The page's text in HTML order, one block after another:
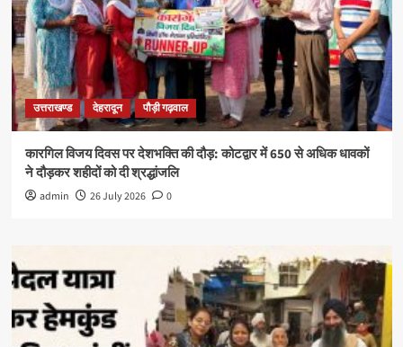
उत्तराखण्ड देहरादून पौड़ी गढ़वाल
कारगिल विजय दिवस पर देशभक्ति की दौड़: कोटद्वार में 650 से अधिक धावकों
ने दौड़कर शहीदों को दी श्रद्धांजलि
admin 26 July 2026 0